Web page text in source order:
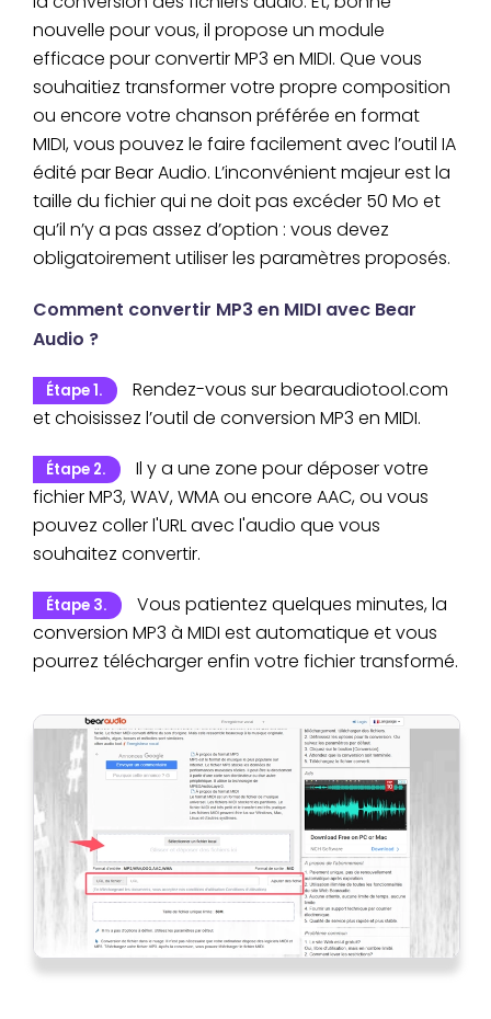
nouvelle pour vous, il propose un module
efficace pour convertir MP3 en MIDI. Que vous
souhaitiez transformer votre propre composition
ou encore votre chanson préférée en format
MIDI, vous pouvez le faire facilement avec l’outil IA
édité par Bear Audio. L’inconvénient majeur est la
taille du fichier qui ne doit pas excéder 50 Mo et
qu’il n’y a pas assez d’option : vous devez
obligatoirement utiliser les paramètres proposés.
Comment convertir MP3 en MIDI avec Bear
Audio ?
Étape 1.
Rendez-vous sur bearaudiotool.com
et choisissez l’outil de conversion MP3 en MIDI.
Étape 2.
Il y a une zone pour déposer votre
fichier MP3, WAV, WMA ou encore AAC, ou vous
pouvez coller l'URL avec l'audio que vous
souhaitez convertir.
Étape 3.
Vous patientez quelques minutes, la
conversion MP3 à MIDI est automatique et vous
pourrez télécharger enfin votre fichier transformé.